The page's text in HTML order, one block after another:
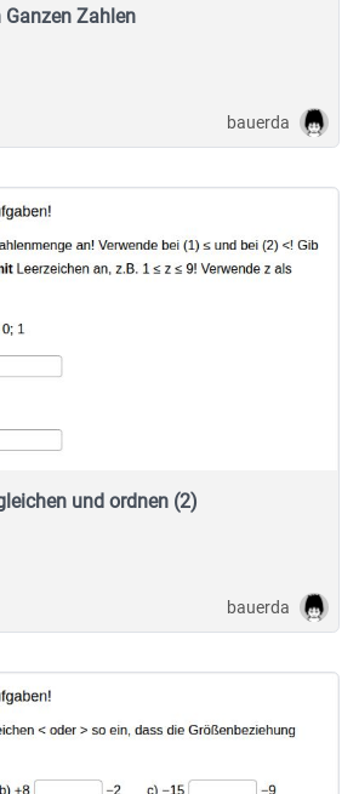
Ganzen Zahlen
bauerda
und ordnen (2)
bauerda